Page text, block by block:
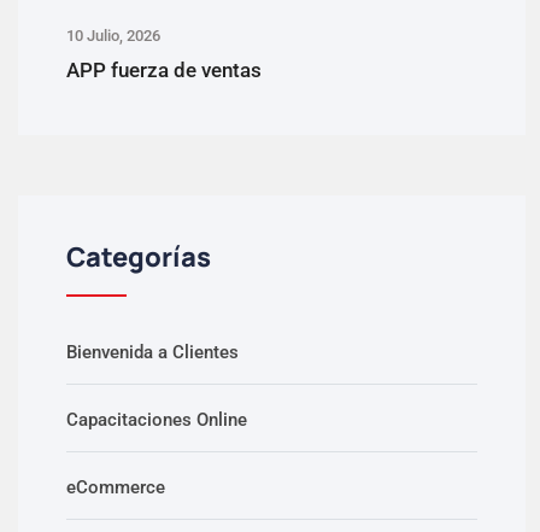
10 Julio, 2026
APP fuerza de ventas
Categorías
Bienvenida a Clientes
Capacitaciones Online
eCommerce